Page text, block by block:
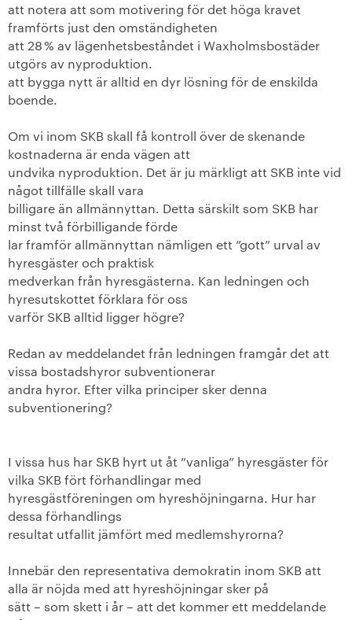
att notera att som motivering för det höga kravet
framförts just den omständigheten
att 28 % av lägenhetsbeståndet i Waxholmsbostäder
utgörs av nyproduktion.
att bygga nytt är alltid en dyr lösning för de enskilda
boende.
Om vi inom SKB skall få kontroll över de skenande
kostnaderna är enda vägen att
undvika nyproduktion. Det är ju märkligt att SKB inte vid
något tillfälle skall vara
billigare än allmännyttan. Detta särskilt som SKB har
minst två förbilligande förde
lar framför allmännyttan nämligen ett ”gott” urval av
hyresgäster och praktisk
medverkan från hyresgästerna. Kan ledningen och
hyresutskottet förklara för oss
varför SKB alltid ligger högre?
Redan av meddelandet från ledningen framgår det att
vissa bostadshyror subventionerar
andra hyror. Efter vilka principer sker denna
subventionering?
I vissa hus har SKB hyrt ut åt ”vanliga” hyresgäster för
vilka SKB fört förhandlingar med
hyresgästföreningen om hyreshöjningarna. Hur har
dessa förhandlings
resultat utfallit jämfört med medlemshyrorna?
Innebär den representativa demokratin inom SKB att
alla är nöjda med att hyreshöjningar sker på
sätt – som skett i år – att det kommer ett meddelande